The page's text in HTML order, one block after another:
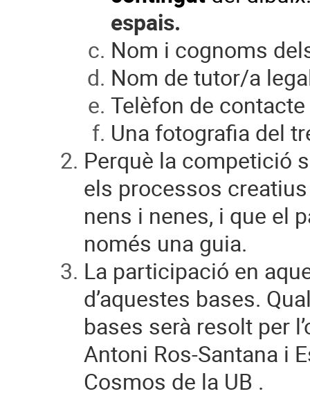
espais.
Nom i cognoms
Nom de tutor/a
Telèfon de
Una fotografia del
Perquè la competició
els processos
nens i nenes, i que el
només una guia.
La participació en
d’aquestes bases.
bases serà resolt per
Antoni Ros-Santana i
Cosmos de la UB .